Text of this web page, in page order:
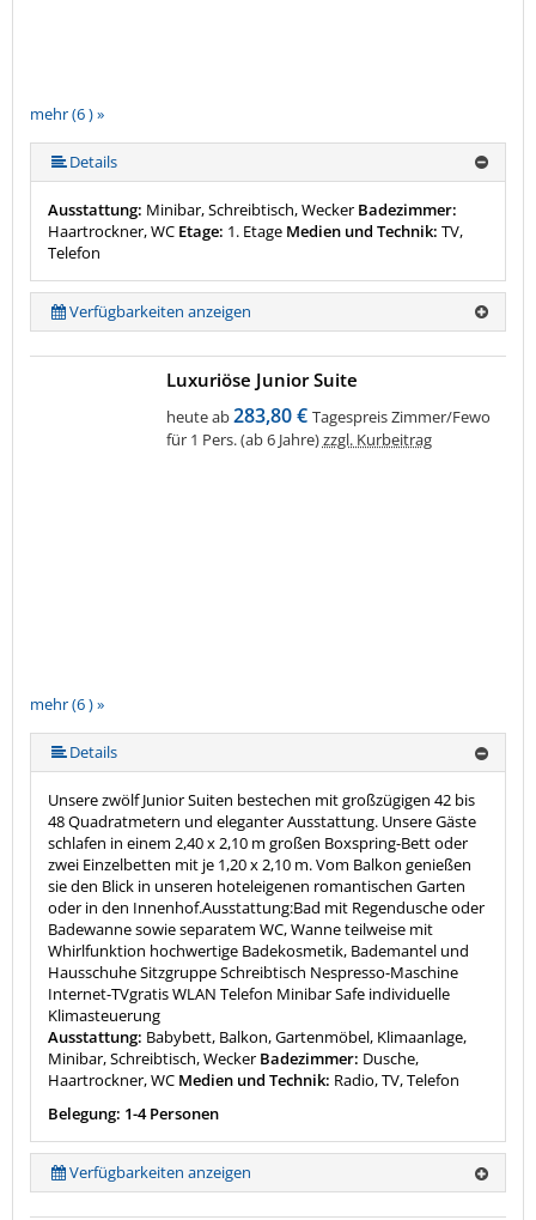
mehr (6 ) »
mehr (6 ) »
mehr (6 ) »
Details
Ausstattung: Minibar, Schreibtisch, Wecker Badezimmer:
Haartrockner, WC Etage: 1. Etage Medien und Technik: TV,
Telefon
Verfügbarkeiten anzeigen
mehr (6 ) »
mehr (6 ) »
mehr (6 ) »
Luxuriöse Junior Suite
heute ab283,80 € Tagespreis Zimmer/Fewo
für 1 Pers. (ab 6 Jahre)zzgl. Kurbeitrag
Details
Unsere zwölf Junior Suiten bestechen mit großzügigen 42 bis
48 Quadratmetern und eleganter Ausstattung. Unsere Gäste
schlafen in einem 2,40 x 2,10 m großen Boxspring-Bett oder
zwei Einzelbetten mit je 1,20 x 2,10 m. Vom Balkon genießen
sie den Blick in unseren hoteleigenen romantischen Garten
oder in den Innenhof.Ausstattung:Bad mit Regendusche oder
Badewanne sowie separatem WC, Wanne teilweise mit
Whirlfunktion hochwertige Badekosmetik, Bademantel und
Hausschuhe Sitzgruppe Schreibtisch Nespresso-Maschine
Internet-TVgratis WLAN Telefon Minibar Safe individuelle
Klimasteuerung
Ausstattung: Babybett, Balkon, Gartenmöbel, Klimaanlage,
Minibar, Schreibtisch, Wecker Badezimmer: Dusche,
Haartrockner, WC Medien und Technik: Radio, TV, Telefon
Belegung: 1-4 Personen
Verfügbarkeiten anzeigen